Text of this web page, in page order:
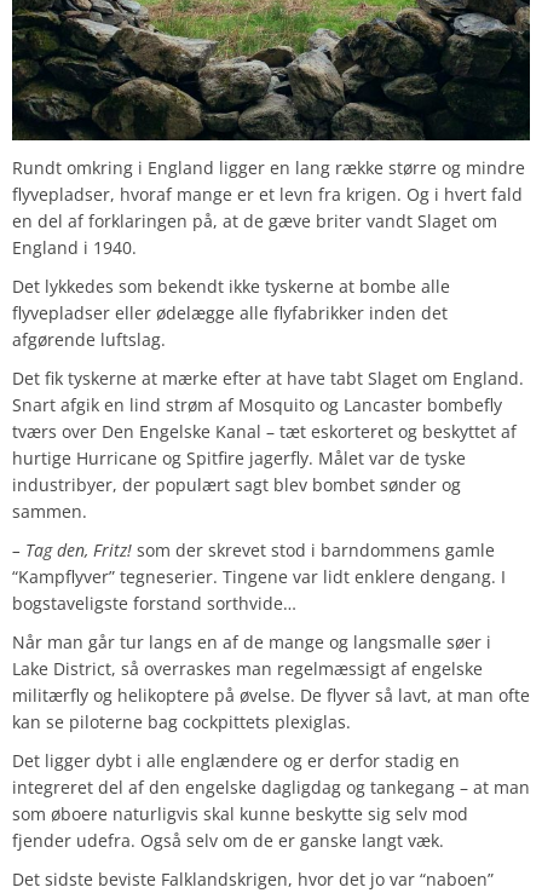
Rundt omkring i England ligger en lang række større og mindre
flyvepladser, hvoraf mange er et levn fra krigen. Og i hvert fald
en del af forklaringen på, at de gæve briter vandt Slaget om
England i 1940.
Det lykkedes som bekendt ikke tyskerne at bombe alle
flyvepladser eller ødelægge alle flyfabrikker inden det
afgørende luftslag.
Det fik tyskerne at mærke efter at have tabt Slaget om England.
Snart afgik en lind strøm af Mosquito og Lancaster bombefly
tværs over Den Engelske Kanal – tæt eskorteret og beskyttet af
hurtige Hurricane og Spitfire jagerfly. Målet var de tyske
industribyer, der populært sagt blev bombet sønder og
sammen.
– Tag den, Fritz! som der skrevet stod i barndommens gamle
“Kampflyver” tegneserier. Tingene var lidt enklere dengang. I
bogstaveligste forstand sorthvide…
Når man går tur langs en af de mange og langsmalle søer i
Lake District, så overraskes man regelmæssigt af engelske
militærfly og helikoptere på øvelse. De flyver så lavt, at man ofte
kan se piloterne bag cockpittets plexiglas.
Det ligger dybt i alle englændere og er derfor stadig en
integreret del af den engelske dagligdag og tankegang – at man
som øboere naturligvis skal kunne beskytte sig selv mod
fjender udefra. Også selv om de er ganske langt væk.
Det sidste beviste Falklandskrigen, hvor det jo var “naboen”